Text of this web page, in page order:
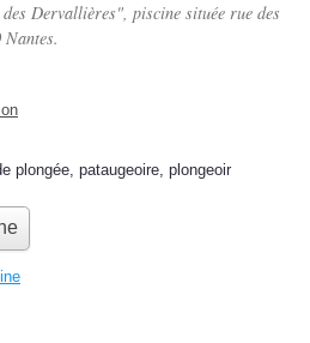
Dervallières", piscine située rue des
plongée, pataugeoire, plongeoir